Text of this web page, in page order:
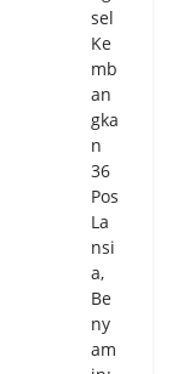
sel
Ke
mb
an
gka
n
36
Pos
La
nsi
a,
Be
ny
am